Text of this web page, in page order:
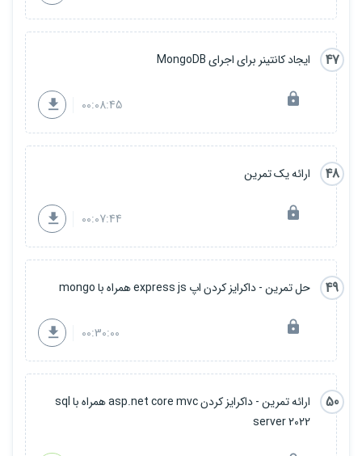
47 ایجاد کانتینر برای اجرای MongoDB
00:08:45
48 ارائه یک تمرین
00:07:44
49 حل تمرین - داکرایز کردن اپ express js همراه با mongo
00:30:00
50
ارائه تمرین - داکرایز کردن asp.net core mvc همراه با sql
server 2022